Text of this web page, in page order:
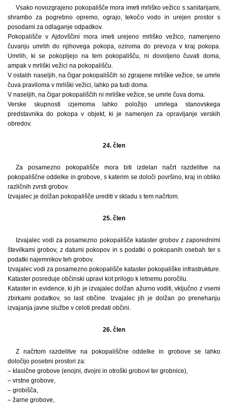
Vsako novozgrajeno pokopališče mora imeti mrliško vežico s sanitarijami,
shrambo za pogrebno opremo, ograjo, tekočo vodo in urejen prostor s
posodami za odlaganje odpadkov.
Pokopališče v Ajdovščini mora imeti urejeno mrliško vežico, namenjeno
čuvanju umrlih do njihovega pokopa, oziroma do prevoza v kraj pokopa.
Umrlih, ki se pokopljejo na tem pokopališču, ni dovoljeno čuvati doma,
ampak v mrliški vežici na pokopališču.
V ostalih naseljih, na čigar pokopališčih so zgrajene mrliške vežice, se umrle
čuva praviloma v mrliški vežici, lahko pa tudi doma.
V naseljih, na čigar pokopališčih ni mrliške vežice, se umrle čuva doma.
Verske skupnosti izjemoma lahko položijo umrlega stanovskega
predstavnika do pokopa v objekt, ki je namenjen za opravljanje verskih
obredov.
24. člen
Za posamezno pokopališče mora biti izdelan načrt razdelitve na
pokopališčne oddelke in grobove, s katerim se določi površino, kraj in obliko
različnih zvrsti grobov.
Izvajalec je dolžan pokopališče urediti v skladu s tem načrtom.
25. člen
Izvajalec vodi za posamezno pokopališče kataster grobov z zaporednimi
številkami grobov, z datumi pokopov in s podatki o pokopanih osebah ter s
podatki najemnikov teh grobov.
Izvajalec vodi za posamezno pokopališče kataster pokopališke infrastrukture.
Kataster posreduje občinski upravi kot prilogo k letnemu poročilu.
Kataster in evidence, ki jih je izvajalec dolžan ažurno voditi, vključno z vsemi
zbirkami podatkov, so last občine. Izvajalec jih je dolžan po prenehanju
izvajanja javne službe v celoti predati občini.
26. člen
Z načrtom razdelitve na pokopališčne oddelke in grobove se lahko
določijo posebni prostori za:
– klasične grobove (enojni, dvojni in otroški grobovi ter grobnice),
– vrstne grobove,
– grobišča,
– žarne grobove,